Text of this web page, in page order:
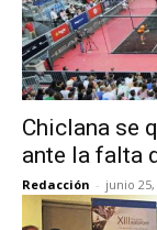
Chiclana se
ante la falta
Redacción - junio 25,